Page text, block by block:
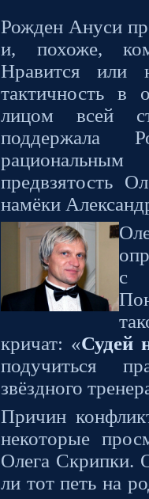
Рожден Ануси
и, похоже,
Нравится или
тактичность в
лицом всей
поддержала
предвзятость
намёки
с
кричат: «Судей
подучиться
звёздного
Причин
некоторые
Олега Скрипки.
ли тот петь на